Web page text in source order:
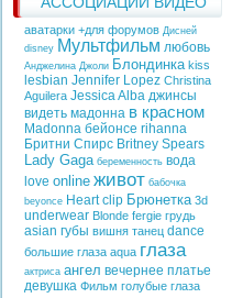
аватарки +для форумов Дисней
disney Мультфильм любовь
Анджелина Джоли Блондинка kiss
lesbian Jennifer Lopez Christina
Aguilera Jessica Alba джинсы
видеть мадонна в красном
Madonna бейонсе rihanna
Бритни Спирс Britney Spears
Lady Gaga беременность вода
love online живот бабочка
beyonce Heart clip Брюнетка 3d
underwear Blonde fergie грудь
asian губы вишня танец dance
большие глаза aqua глаза
актриса ангел вечернее платье
девушка Фильм голубые глаза